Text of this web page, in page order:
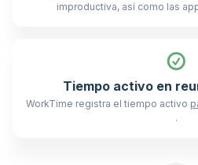
improductiva, así como las
Tiempo activo en
WorkTime registra el tiempo activo
.